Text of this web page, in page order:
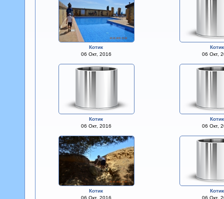
Котик
06 Окт, 2016
Котик
06 Окт,
Котик
06 Окт, 2016
Котик
06 Окт,
Котик
06 Окт, 2016
Котик
06 Окт,